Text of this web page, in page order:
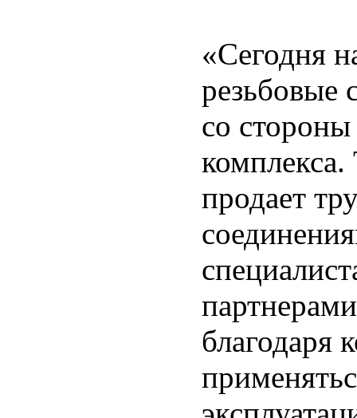
«Сегодня
резьбовые
со
продает
благодаря